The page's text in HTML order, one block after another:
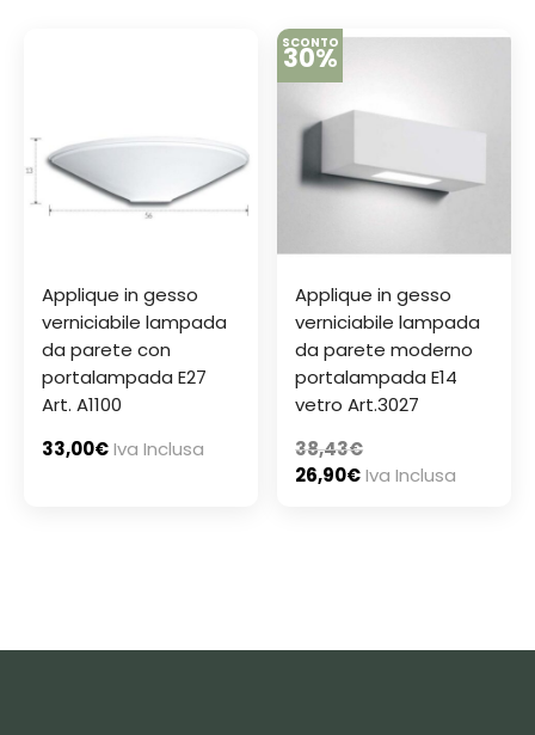
Applique in gesso
verniciabile lampada
da parete con
portalampada E27
Art. A1100
33,00€Iva Inclusa
SCONTO
30%
Applique in gesso
verniciabile lampada
da parete moderno
portalampada E14
vetro Art.3027
38,43€
26,90€Iva Inclusa